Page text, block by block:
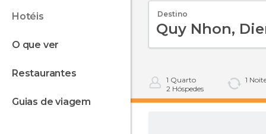
hotéis
o que ver
restaurantes
guias de viagem
Destino
1 Quarto
2 Hóspedes
1